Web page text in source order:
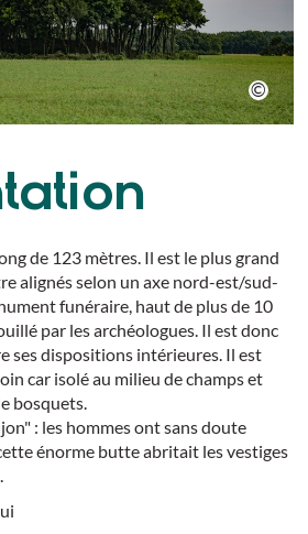
de 123 mètres. Il est le plus grand
alignés selon un axe nord-est/sud-
funéraire, haut de plus de 10
par les archéologues. Il est donc
ses dispositions intérieures. Il est
car isolé au milieu de champs et
bosquets.
: les hommes ont sans doute
énorme butte abritait les vestiges